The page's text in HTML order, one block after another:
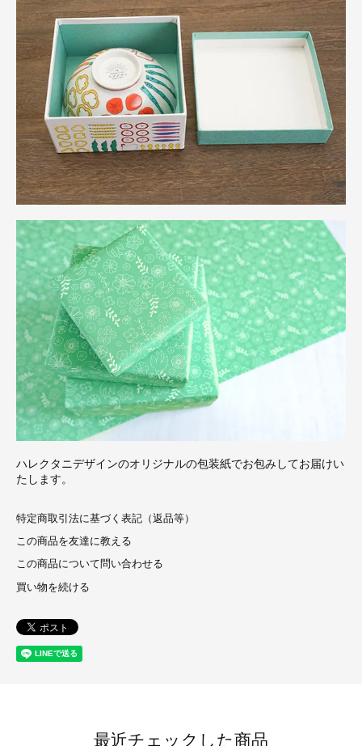
ハレクタニデザインのオリジナルの包装紙でお包みしてお届けい
たします。
特定商取引法に基づく表記（返品等）
この商品を友達に教える
この商品について問い合わせる
買い物を続ける
最近チェックした商品